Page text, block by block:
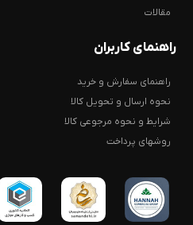
مقالات
راهنمای کاربران
راهنمای سفارش و خرید
نحوه ارسال و تحویل کالا
شرایط و نحوه مرجوعی کالا
روشهای پرداخت